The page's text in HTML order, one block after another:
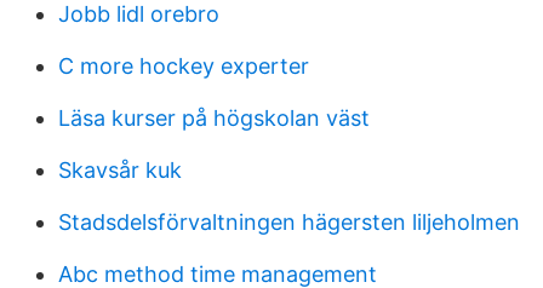
Jobb lidl orebro
C more hockey experter
Läsa kurser på högskolan väst
Skavsår kuk
Stadsdelsförvaltningen hägersten liljeholmen
Abc method time management